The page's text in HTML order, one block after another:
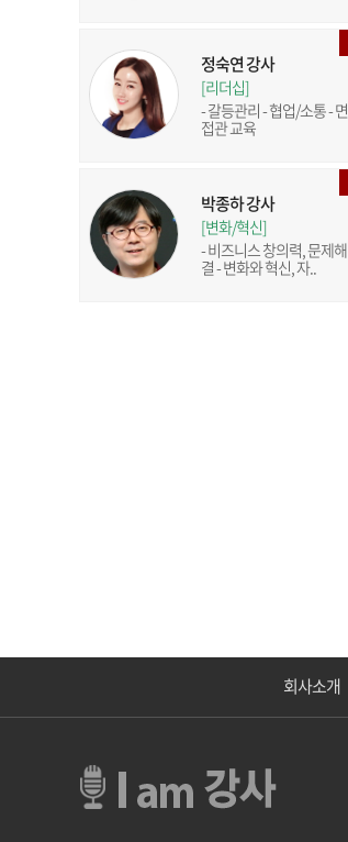
정숙연 강사
[리더십]
- 갈등관리 - 협업/소통 - 면
접관 교육
박종하 강사
[변화/혁신]
- 비즈니스 창의력, 문제해
결 - 변화와 혁신, 자..
회사소개